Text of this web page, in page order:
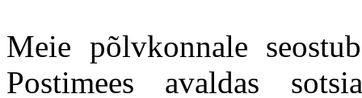
Meie põlvkonnale
Postimees avaldas